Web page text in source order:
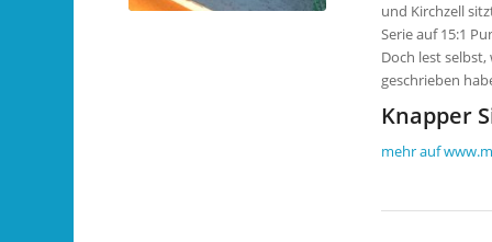
und Kirchzell
Serie auf 15:1
Doch lest
geschrieben
Knapper
mehr auf